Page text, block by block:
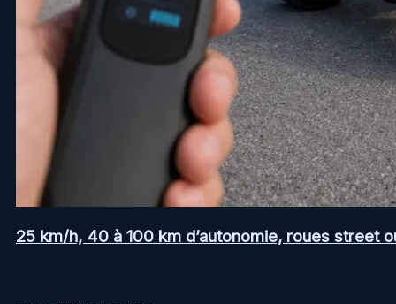
25 km/h, 40 à 100 km d’autonomie, roues street